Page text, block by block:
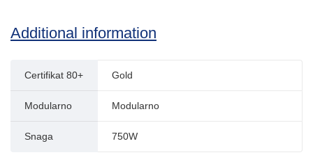
Additional information
Certifikat 80+ Gold
Modularno Modularno
Snaga 750W